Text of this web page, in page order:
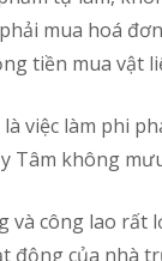
mua hoá
tiền mua vật
việc làm phi
Tâm không
và công lao
động của nhà